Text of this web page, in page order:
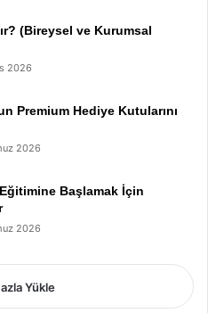
(Bireysel ve Kurumsal
2026
Premium Hediye Kutularını
2026
Başlamak İçin
2026
Yükle